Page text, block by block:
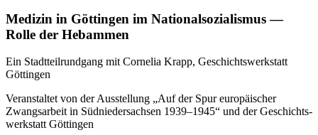
Medizin in Göttingen im National­sozialismus —
Rolle der Hebammen
Ein Stadtteilrundgang mit Cornelia Krapp, Geschichts­werkstatt
Göttingen
Veranstaltet von der Ausstellung „Auf der Spur euro­päischer
Zwangs­­arbeit in Süd­­nieder­­sachsen 1939–1945“ und der Geschichts­
werkstatt Göttingen